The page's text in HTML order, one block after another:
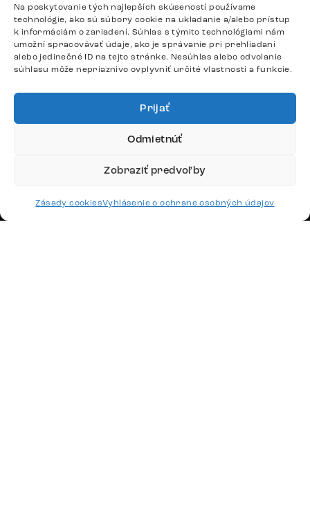
Na poskytovanie tých najlepších skúseností používame
technológie, ako sú súbory cookie na ukladanie a/alebo prístup
k informáciám o zariadení. Súhlas s týmito technológiami nám
umožní spracovávať údaje, ako je správanie pri prehliadaní
alebo jedinečné ID na tejto stránke. Nesúhlas alebo odvolanie
súhlasu môže nepriaznivo ovplyvniť určité vlastnosti a funkcie.
Prijať
Odmietnúť
Zobraziť predvoľby
Zásady cookiesVyhlásenie o ochrane osobných údajov
Sedačky
Stoličky
Postele
Stoly
DÔLEŽITÉ ODKAZY
SLEDUJTE NÁS